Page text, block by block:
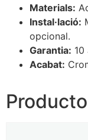
Materials:
Instal·lació:
opcional.
Garantia: 10
Acabat: